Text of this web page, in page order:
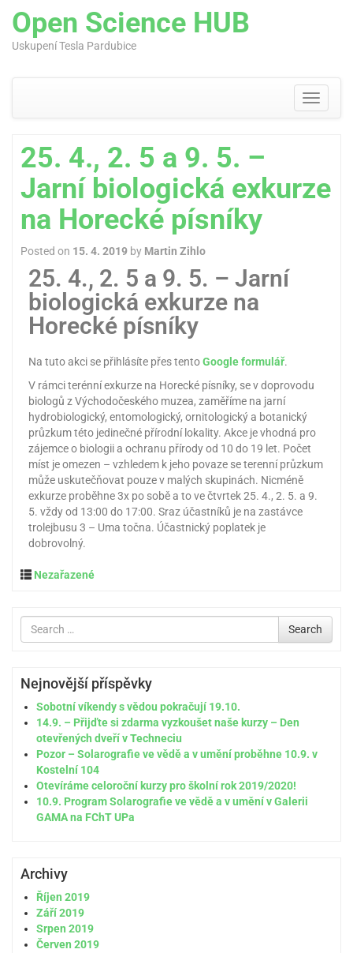
Open Science HUB
Uskupení Tesla Pardubice
Toggle
25. 4., 2. 5 a 9. 5. –
Jarní biologická exkurze
na Horecké písníky
Posted on 15. 4. 2019 by Martin Zihlo
25. 4., 2. 5 a 9. 5. – Jarní
biologická exkurze na
Horecké písníky
Na tuto akci se přihlásíte přes tentoGoogle formulář.
V rámci terénní exkurze na Horecké písníky, se v doprovodu
biologů z Východočeského muzea, zaměříme na jarní
hydrobiologický, entomologický, ornitologický a botanický
průzkum této jedinečné přírodní lokality. Akce je vhodná pro
zájemce o biologii a ochranu přírody od 10 do 19 let. Počet
míst je omezen – vzhledem k jeho povaze se terenní průzkum
může uskutečňovat pouze v malých skupinách. Nicméně
exkurze proběhne 3x po sobě a to ve čtvrtek 25. 4., 2. 5. a 9.
5. vždy od 13:00 do 17:00. Sraz účastníků je na zastávce
trolejbusu 3 – Uma točna. Účastnický poplatek je
dobrovolný.
Nezařazené
Search
for
Search
Nejnovější příspěvky
Sobotní víkendy s vědou pokračují 19.10.
14.9. – Přijďte si zdarma vyzkoušet naše kurzy – Den
otevřených dveří v Techneciu
Pozor – Solarografie ve vědě a v umění proběhne 10.9. v
Kostelní 104
Otevíráme celoroční kurzy pro školní rok 2019/2020!
10.9. Program Solarografie ve vědě a v umění v Galerii
GAMA na FChT UPa
Archivy
Říjen 2019
Září 2019
Srpen 2019
Červen 2019